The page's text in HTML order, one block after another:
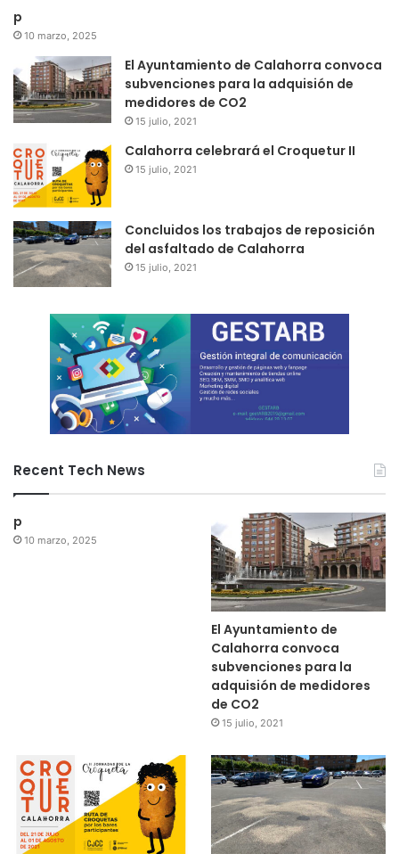
p
10 marzo, 2025
El Ayuntamiento de Calahorra convoca
subvenciones para la adquisión de
medidores de CO2
15 julio, 2021
Calahorra celebrará el Croquetur II
15 julio, 2021
Concluidos los trabajos de reposición
del asfaltado de Calahorra
15 julio, 2021
Recent Tech News
p
10 marzo, 2025
El Ayuntamiento de
Calahorra convoca
subvenciones para la
adquisión de medidores
de CO2
15 julio, 2021